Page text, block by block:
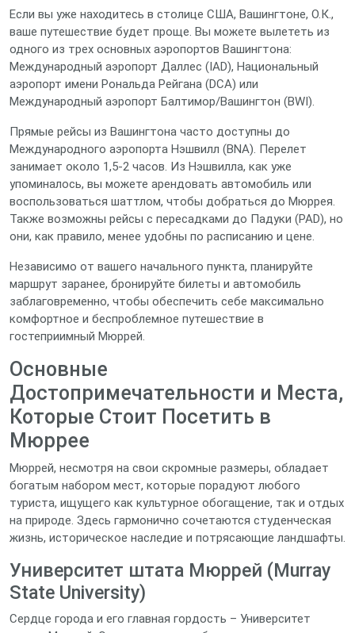
Если вы уже находитесь в столице США, Вашингтоне, О.К.,
ваше путешествие будет проще. Вы можете вылететь из
одного из трех основных аэропортов Вашингтона:
Международный аэропорт Даллес (IAD), Национальный
аэропорт имени Рональда Рейгана (DCA) или
Международный аэропорт Балтимор/Вашингтон (BWI).
Прямые рейсы из Вашингтона часто доступны до
Международного аэропорта Нэшвилл (BNA). Перелет
занимает около 1,5-2 часов. Из Нэшвилла, как уже
упоминалось, вы можете арендовать автомобиль или
воспользоваться шаттлом, чтобы добраться до Мюррея.
Также возможны рейсы с пересадками до Падуки (PAD), но
они, как правило, менее удобны по расписанию и цене.
Независимо от вашего начального пункта, планируйте
маршрут заранее, бронируйте билеты и автомобиль
заблаговременно, чтобы обеспечить себе максимально
комфортное и беспроблемное путешествие в
гостеприимный Мюррей.
Основные
Достопримечательности и Места,
Которые Стоит Посетить в
Мюррее
Мюррей, несмотря на свои скромные размеры, обладает
богатым набором мест, которые порадуют любого
туриста, ищущего как культурное обогащение, так и отдых
на природе. Здесь гармонично сочетаются студенческая
жизнь, историческое наследие и потрясающие ландшафты.
Университет штата Мюррей (Murray
State University)
Сердце города и его главная гордость – Университет